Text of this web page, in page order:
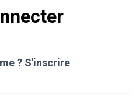
? S'inscrire